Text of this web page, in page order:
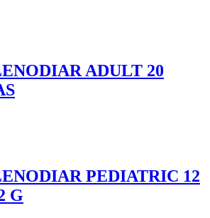
ADULT 20
PEDIATRIC 12
G